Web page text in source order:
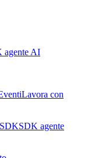
agente AI
Lavora con
SDK agente